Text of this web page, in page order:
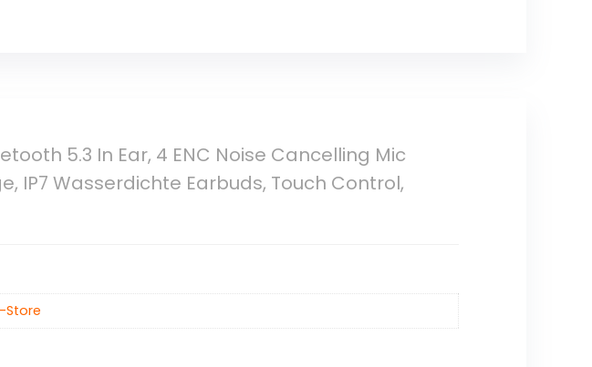
5.3 In Ear, 4 ENC Noise Cancelling Mic
IP7 Wasserdichte Earbuds, Touch Control,
Store